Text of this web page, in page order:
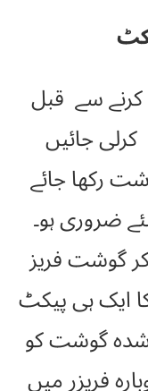
سے قبل
جائیں
رکھا جائے
ضروری ہو۔
گوشت فریز
ایک ہی پیکٹ
شدہ گوشت کو
فریزر میں